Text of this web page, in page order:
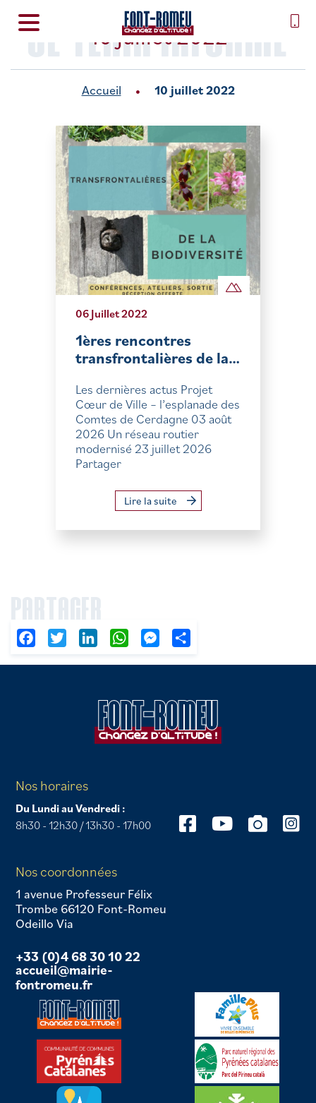
SE TENIR INFORMÉ
10 juillet 2022
Accueil 10 juillet 2022
06 Juillet 2022
1ères rencontres
transfrontalières de la…
Les dernières actus Projet
Cœur de Ville – l’esplanade des
Comtes de Cerdagne 03 août
2026 Un réseau routier
modernisé 23 juillet 2026
Partager
Lire la suite
PARTAGER
FacebookTwitter LinkedIn WhatsAppMessenger
Nos horaires
Du Lundi au Vendredi :
8h30 - 12h30 / 13h30 - 17h00
Nos coordonnées
1 avenue Professeur Félix
Trombe 66120 Font-Romeu
Odeillo Via
+33 (0)4 68 30 10 22
accueil@mairie-
fontromeu.fr